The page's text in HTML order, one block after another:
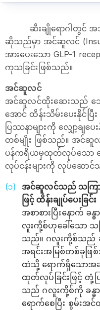
ဆီးချိုရောဂါတွင်
ဆိုသည်မှာ အင်ဆူလင်
အားပေးသော GLP-1
ကုသခြင်းဖြစ်သည်။
အင်ဆူလင်
အင်ဆူလင်ထိုးဆေးသည် သွေ
အောင် ထိန်းသိမ်းပေးနိုင်ပ
ပြဿနာများကို လျှော့ချ
တစ်မျိုး ဖြစ်သည်။ အင်ဆူ
ပန်ကရိယမှထုတ်လုပ်သော ဟေ
လုပ်ငန်းများကို လုပ်ဆော
အင်ဆူလင်သည် သကြား
ဖြင့် ထိန်းချုပ်ပေးခြင်း
အစာစားပြီးနော
လူးကို့စ်ဟုခေါ်သော သ
သည်။ ဂလူးကို့စ်သည်
အရင်းအမြစ်တစ်ခုဖ
ထဲသို့ ရောက်ရှိသော
ထုတ်လုပ်ခြင်းဖြင့်
သည် ဂလူးကို့စ်ကို ခန္ဓ
ရောက်စေပြီး စွမ်းအ